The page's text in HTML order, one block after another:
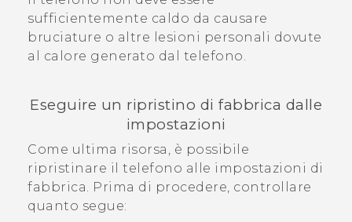
sufficientemente caldo da causare
bruciature o altre lesioni personali dovute
al calore generato dal telefono.
Eseguire un ripristino di fabbrica dalle
impostazioni
Come ultima risorsa, è possibile
ripristinare il telefono alle impostazioni di
fabbrica. Prima di procedere, controllare
quanto segue: